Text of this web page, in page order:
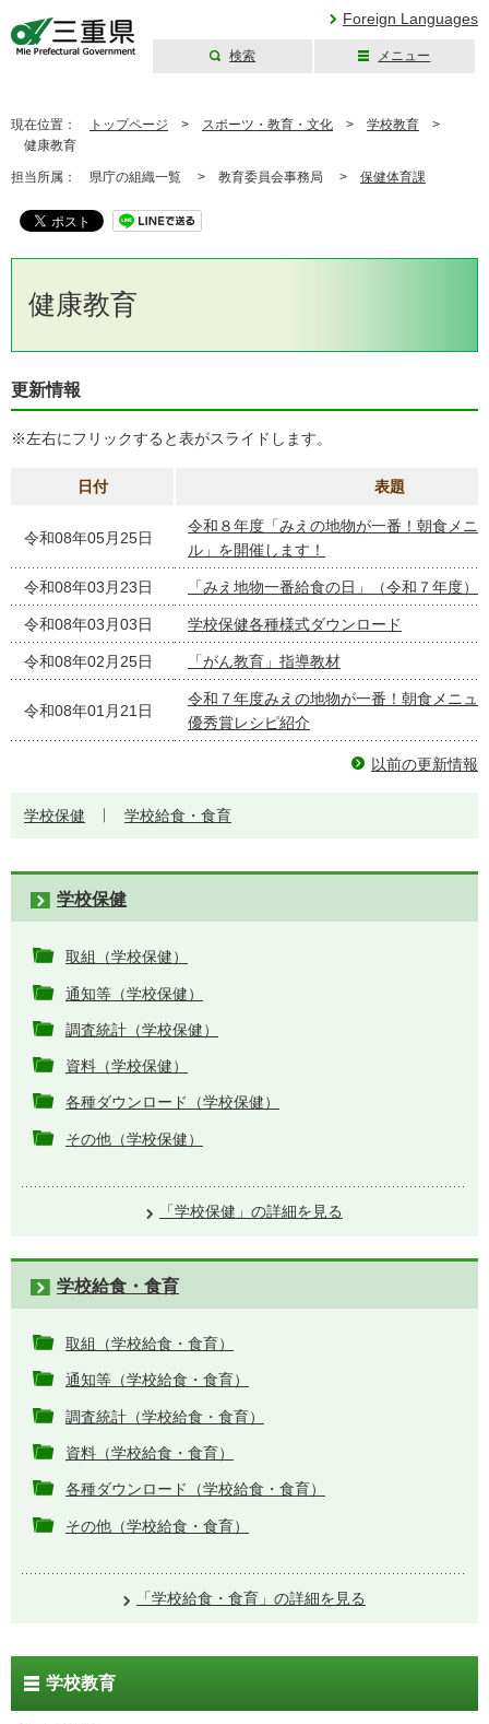
Foreign Languages
検索 メニュー
現在位置： トップページ > スポーツ・教育・文化 > 学校教育 >
健康教育
担当所属： 県庁の組織一覧 > 教育委員会事務局 > 保健体育課
健康教育
更新情報
※左右にフリックすると表がスライドします。
日付 表題
令和08年05月25日
令和８年度「みえの地物が一番！朝食メニ
ル」を開催します！
令和08年03月23日 「みえ地物一番給食の日」（令和７年度）
令和08年03月03日 学校保健各種様式ダウンロード
令和08年02月25日 「がん教育」指導教材
令和08年01月21日
令和７年度みえの地物が一番！朝食メニ
優秀賞レシピ紹介
以前の更新情報
学校保健 学校給食・食育
学校保健
取組（学校保健）
通知等（学校保健）
調査統計（学校保健）
資料（学校保健）
各種ダウンロード（学校保健）
その他（学校保健）
「学校保健」の詳細を見る
学校給食・食育
取組（学校給食・食育）
通知等（学校給食・食育）
調査統計（学校給食・食育）
資料（学校給食・食育）
各種ダウンロード（学校給食・食育）
その他（学校給食・食育）
「学校給食・食育」の詳細を見る
学校教育